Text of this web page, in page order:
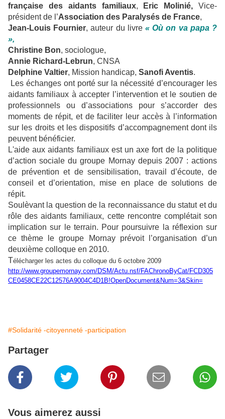
française des aidants familiaux, Eric Molinié, Vice-
président de l’Association des Paralysés de France,
Jean-Louis Fournier, auteur du livre« Où on va papa ?
»,
Christine Bon, sociologue,
Annie Richard-Lebrun, CNSA
Delphine Valtier, Mission handicap, Sanofi Aventis.
Les échanges ont porté sur la nécessité d’encourager les
aidants familiaux à accepter l’intervention et le soutien de
professionnels ou d’associations pour s’accorder des
moments de répit, et de faciliter leur accès à l’information
sur les droits et les dispositifs d’accompagnement dont ils
peuvent bénéficier.
L'aide aux aidants familiaux est un axe fort de la politique
d’action sociale du groupe Mornay depuis 2007 : actions
de prévention et de sensibilisation, travail d’écoute, de
conseil et d’orientation, mise en place de solutions de
répit.
Soulèvant la question de la reconnaissance du statut et du
rôle des aidants familiaux, cette rencontre complétait son
implication sur le terrain. Pour poursuivre la réflexion sur
ce thème le groupe Mornay prévoit l’organisation d’un
deuxième colloque en 2010.
Télécharger les actes du colloque du 6 octobre 2009
http://www.groupemornay.com/DSM/Actu.nsf/FAChronoByCat/FCD305
CE0458CE22C12576A9004C4D1B!OpenDocument&Num=3&Skin=
#Solidarité -citoyenneté -participation
Partager
Vous aimerez aussi